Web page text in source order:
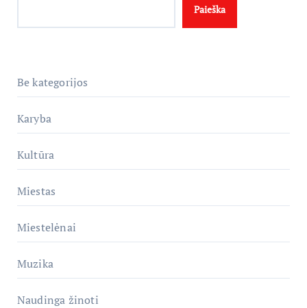
Paieška
Be kategorijos
Karyba
Kultūra
Miestas
Miestelėnai
Muzika
Naudinga žinoti